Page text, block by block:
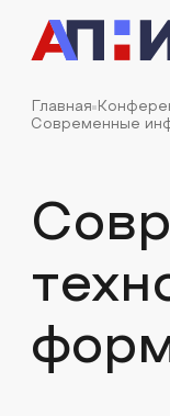
Главная
Современные